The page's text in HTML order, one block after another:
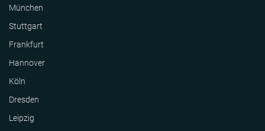
München
Stuttgart
Frankfurt
Hannover
Köln
Dresden
Leipzig